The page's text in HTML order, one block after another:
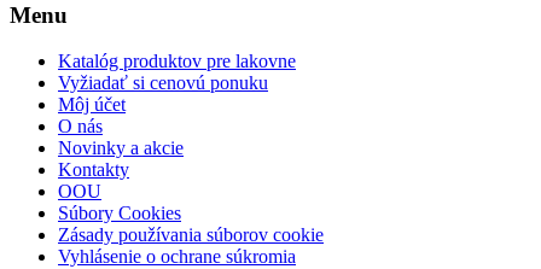
Menu
Katalóg produktov pre lakovne
Vyžiadať si cenovú ponuku
Môj účet
O nás
Novinky a akcie
Kontakty
OOU
Súbory Cookies
Zásady používania súborov cookie
Vyhlásenie o ochrane súkromia